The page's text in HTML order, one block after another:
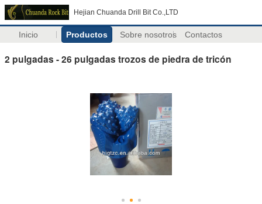
Hejian Chuanda Drill Bit Co.,LTD
Inicio Productos Sobre nosotros Contactos
2 pulgadas - 26 pulgadas trozos de piedra de tricón